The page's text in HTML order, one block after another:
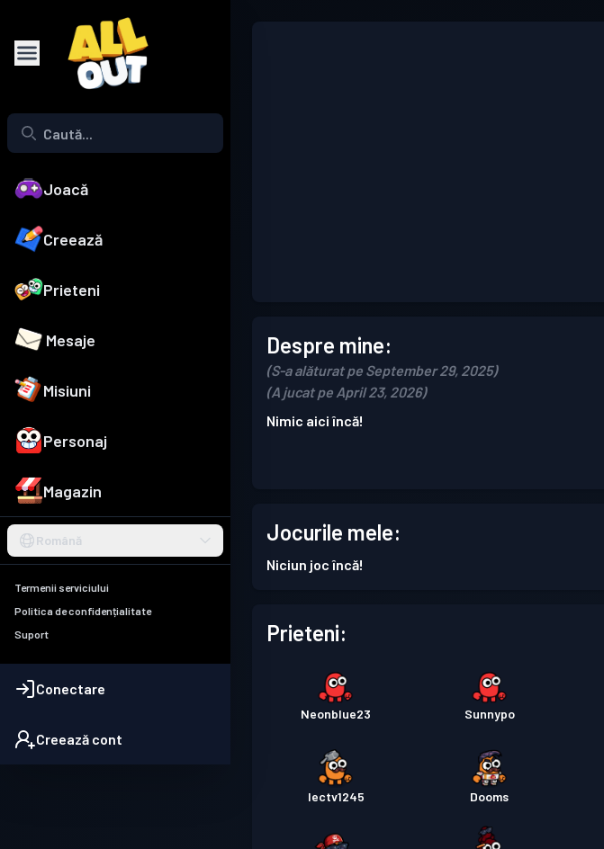
Joacă
Creează
Prieteni
Mesaje
Misiuni
Personaj
Magazin
Română
Termenii serviciului
Politica de confidențialitate
Suport
Conectare
Creează cont
Despre mine:
(S-a alăturat pe September 29, 2025)
(A jucat pe April 23, 2026)
Nimic aici încă!
Jocurile mele:
Niciun joc încă!
Prieteni:
Neonblue23 Sunnypo
Iectv1245 Dooms